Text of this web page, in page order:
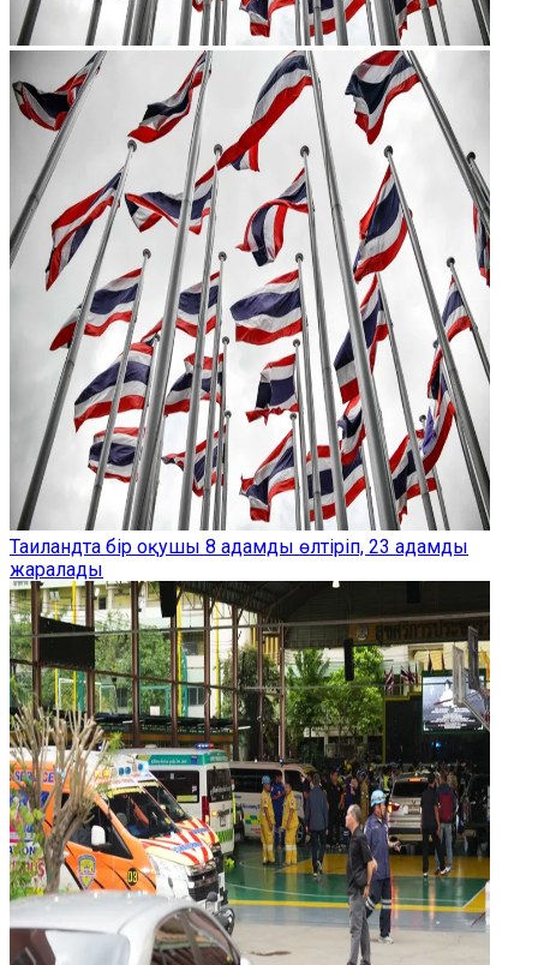
Таиландта бір оқушы 8 адамды өлтіріп, 23 адамды
жаралады